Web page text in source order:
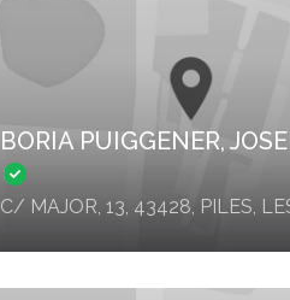
BORIA PUIGGENER,
C/ MAJOR, 13, 43428, PILES,